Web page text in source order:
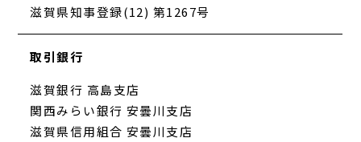
滋賀県知事登録(12) 第1267号
取引銀行
滋賀銀行 高島支店
関西みらい銀行 安曇川支店
滋賀県信用組合 安曇川支店